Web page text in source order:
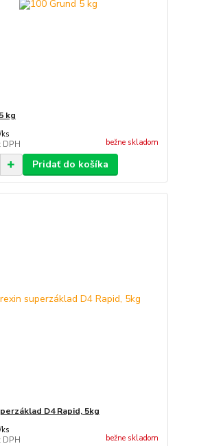
kg
ks
DPH bežne skladom
Pridať do košíka
D4 Rapid, 5kg
ks
DPH bežne skladom